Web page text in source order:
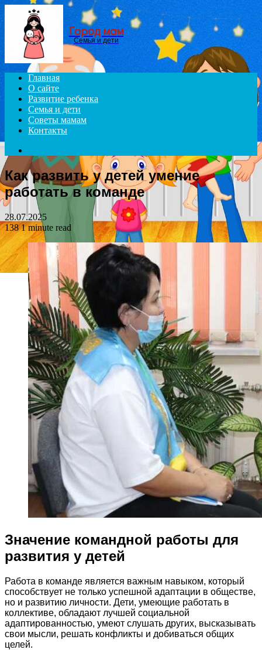
Menu
Город мам
Семья и дети
Главная
О сайте
Развитие ребенка
Семья и дети
Советы мамам
Контакты
for
Как развить у детей умение
работать в команде
28.07.2025
1381 minute read
Значение командной работы для
развития у детей
Работа в команде является важным навыком, который
способствует не только успешной адаптации в обществе,
но и развитию личности. Дети, умеющие работать в
коллективе, обладают лучшей социальной
адаптированностью, умеют слушать других, высказывать
свои мысли, решать конфликты и добиваться общих
целей.